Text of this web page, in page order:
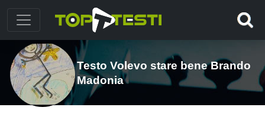
Testo Volevo stare bene Brando
Madonia